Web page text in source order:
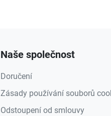
Naše společnost
Doručení
Zásady používání souborů
Odstoupení od smlouvy